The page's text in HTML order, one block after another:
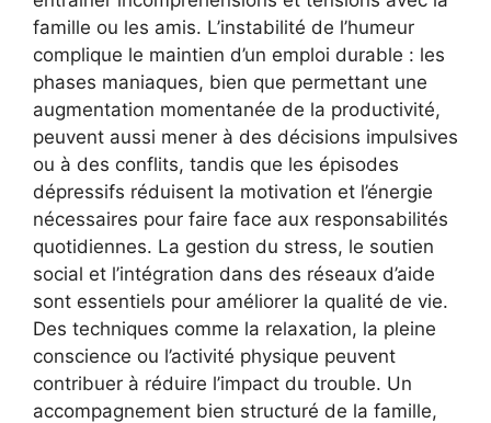
famille ou les amis. L’instabilité de l’humeur
complique le maintien d’un emploi durable : les
phases maniaques, bien que permettant une
augmentation momentanée de la productivité,
peuvent aussi mener à des décisions impulsives
ou à des conflits, tandis que les épisodes
dépressifs réduisent la motivation et l’énergie
nécessaires pour faire face aux responsabilités
quotidiennes. La gestion du stress, le soutien
social et l’intégration dans des réseaux d’aide
sont essentiels pour améliorer la qualité de vie.
Des techniques comme la relaxation, la pleine
conscience ou l’activité physique peuvent
contribuer à réduire l’impact du trouble. Un
accompagnement bien structuré de la famille,